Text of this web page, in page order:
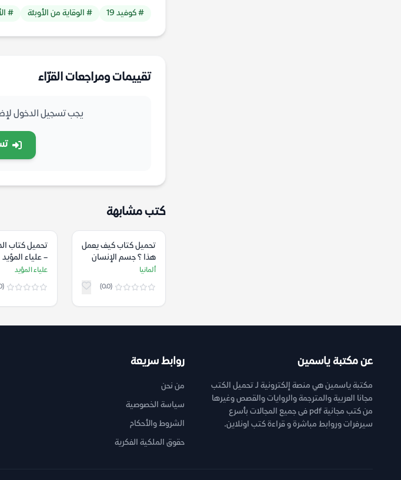
# كوفيد 19 # الوقاية من الأوبئة #
تقييمات ومراجعات القرّاء
يجب تسجيل الدخول
كتب مشابهة
تحميل كتاب كيف يعمل
هذا ؟ جسم الإنسان
وأمراضه – المعهد
البيبلوغرافي – ألمانيا
ألمانيا
(0.0)
تحميل كتاب
– علياء المؤيد
علياء المؤيد
(0.0)
عن مكتبة ياسمين
مكتبة ياسمين هي منصة إلكترونية لـ تحميل الكتب
مجانا العربية والمترجمة والروايات والقصص وغيرها
من كتب مجانية pdf فى جميع المجالات بأسرع
سيرفرات وروابط مباشرة و قراءة كتب اونلاين.
روابط سريعة
من نحن
سياسة الخصوصية
الشروط والأحكام
حقوق الملكية الفكرية